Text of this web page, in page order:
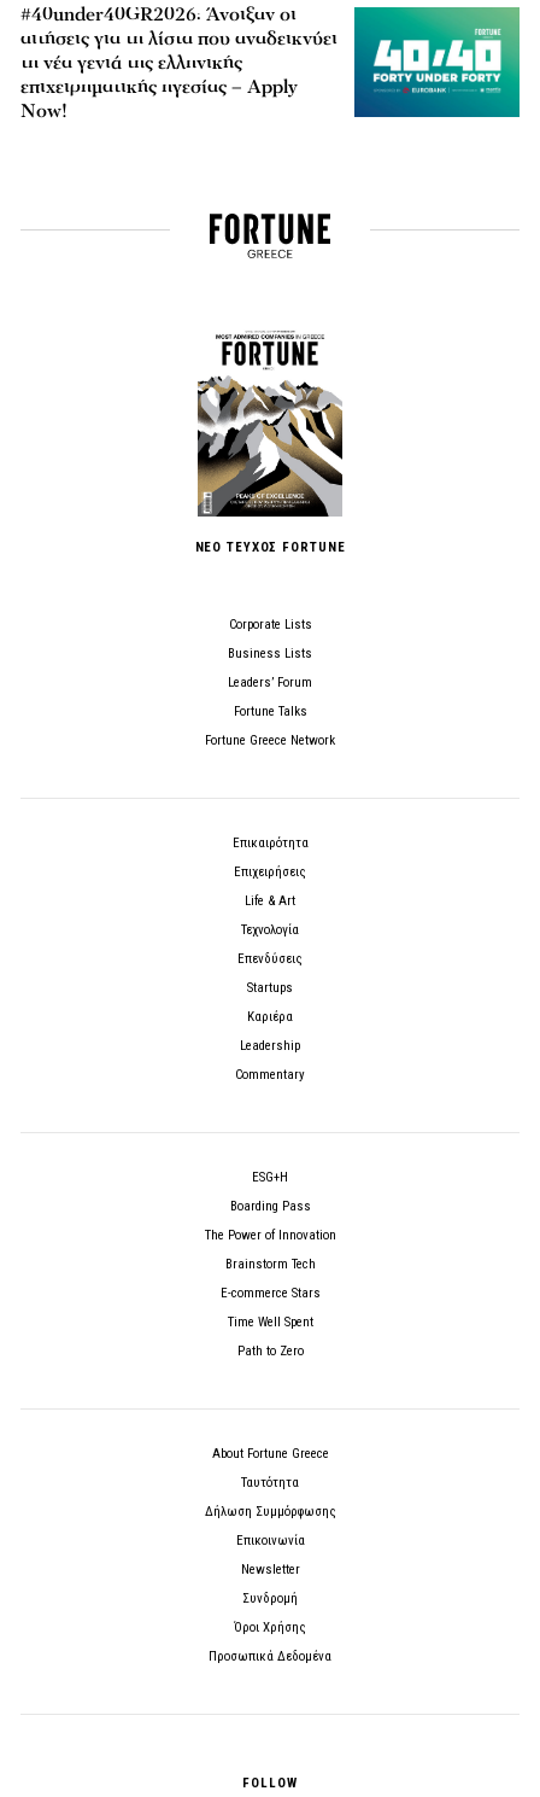
#40under40GR2026: Άνοιξαν οι
αιτήσεις για τη λίστα που αναδεικνύει
τη νέα γενιά της ελληνικής
επιχειρηματικής ηγεσίας – Apply
Now!
ΝΕΟ ΤΕΥΧΟΣ FORTUNE
Corporate Lists
Business Lists
Leaders’ Forum
Fortune Talks
Fortune Greece Network
Επικαιρότητα
Επιχειρήσεις
Life & Art
Τεχνολογία
Επενδύσεις
Startups
Καριέρα
Leadership
Commentary
ESG+H
Boarding Pass
The Power of Innovation
Brainstorm Tech
E-commerce Stars
Time Well Spent
Path to Zero
About Fortune Greece
Ταυτότητα
Δήλωση Συμμόρφωσης
Επικοινωνία
Newsletter
Συνδρομή
Όροι Χρήσης
Προσωπικά Δεδομένα
FOLLOW